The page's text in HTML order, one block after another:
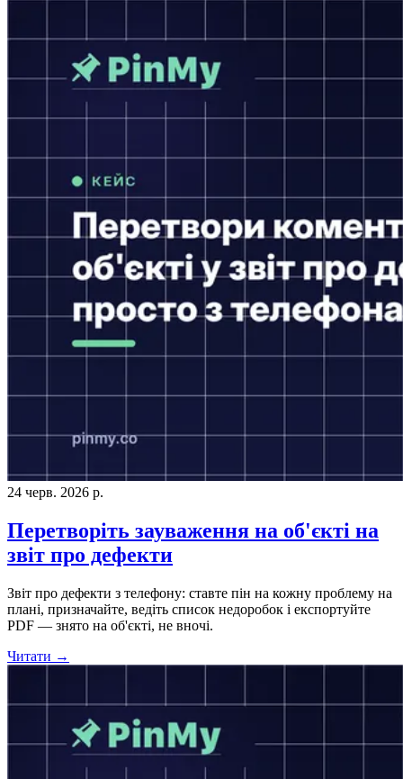
24 черв. 2026 р.
Перетворіть зауваження на об'єкті на
звіт про дефекти
Звіт про дефекти з телефону: ставте пін на кожну проблему на
плані, призначайте, ведіть список недоробок і експортуйте
PDF — знято на об'єкті, не вночі.
Читати →